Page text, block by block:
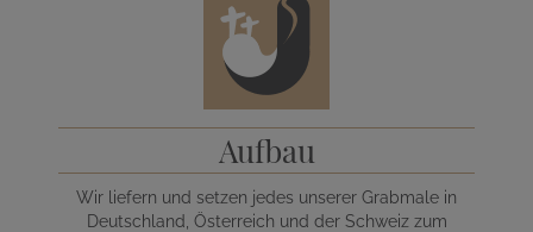
Aufbau
Wir liefern und setzen jedes unserer Grabmale in
Deutschland, Österreich und der Schweiz zum